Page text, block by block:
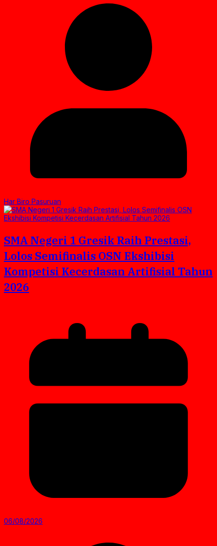
Har Biro Pasuruan
SMA Negeri 1 Gresik Raih Prestasi,
Lolos Semifinalis OSN Ekshibisi
Kompetisi Kecerdasan Artifisial Tahun
2026
06/08/2026